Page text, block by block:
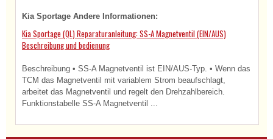
Kia Sportage Andere Informationen:
Kia Sportage (QL) Reparaturanleitung: SS-A Magnetventil (EIN/AUS)
Beschreibung und bedienung
Beschreibung • SS-A Magnetventil ist EIN/AUS-Typ. • Wenn das
TCM das Magnetventil mit variablem Strom beaufschlagt,
arbeitet das Magnetventil und regelt den Drehzahlbereich.
Funktionstabelle SS-A Magnetventil ...